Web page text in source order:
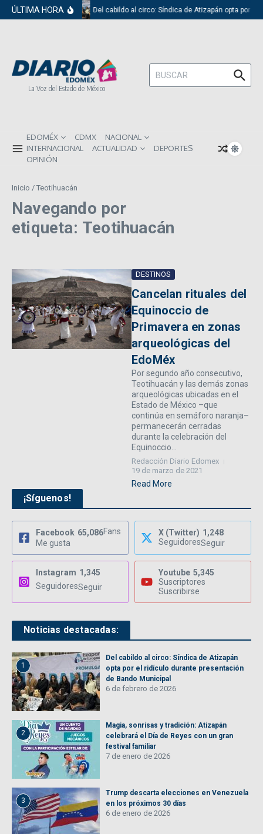
Saltar al contenido
ÚLTIMA HORA Del cabildo al circo: Síndica de Atizapán opta por
La Voz del Estado de México
Buscar:
EDOMÉX CDMX
NACIONAL
INTERNACIONAL
ACTUALIDAD
DEPORTES
OPINIÓN
Inicio / Teotihuacán
Navegando por
etiqueta: Teotihuacán
DESTINOS
Cancelan rituales del
Equinoccio de
Primavera en zonas
arqueológicas del
EdoMéx
Por segundo año consecutivo,
Teotihuacán y las demás zonas
arqueológicas ubicadas en el
Estado de México –que
continúa en semáforo naranja–
permanecerán cerradas
durante la celebración del
Equinoccio...
Redacción Diario Edomex
19 de marzo de 2021
Read More
¡Síguenos!
Facebook 65,086Fans
Me gusta
X (Twitter) 1,248
SeguidoresSeguir
Instagram 1,345
SeguidoresSeguir
Youtube 5,345
Suscriptores
Suscribirse
Noticias destacadas:
1
Del cabildo al circo: Síndica de Atizapán
opta por el ridículo durante presentación
de Bando Municipal
6 de febrero de 2026
2
Magia, sonrisas y tradición: Atizapán
celebrará el Día de Reyes con un gran
festival familiar
7 de enero de 2026
3
Trump descarta elecciones en Venezuela
en los próximos 30 días
6 de enero de 2026